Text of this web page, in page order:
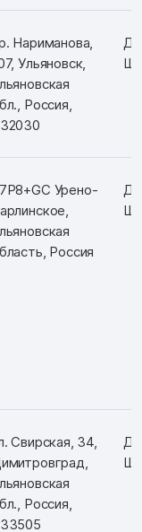
Нариманова,
Ульяновск,
Россия,
Д:
Ш:
Урено-
Россия
Д:
Ш:
Свирская, 34,
Россия,
Д:
Ш: